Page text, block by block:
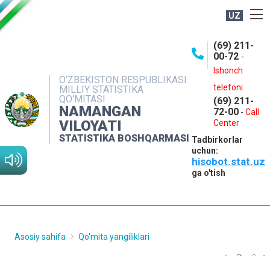
UZ
O‘ZBEKISTON RESPUBLIKASI
MILLIY STATISTIKA
QO‘MITASI
NAMANGAN
VILOYATI
STATISTIKA BOSHQARMASI
(69) 211-
00-72 -
Ishonch
telefoni
(69) 211-
72-00 - Call
Center
Tadbirkorlar
uchun:
hisobot.stat.uz
ga o'tish
NASHRLAR
INTERAKTIV XIZMATLAR
MATBUOT XIZMATI
MUROJAATLAR
Asosiy sahifa Qo'mita yangiliklari